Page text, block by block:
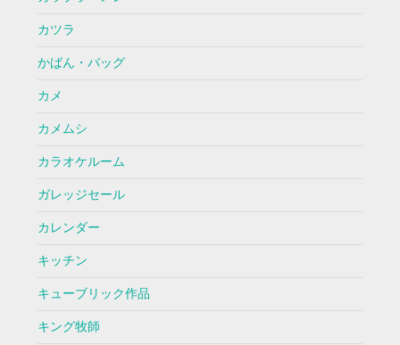
カツラ
かばん・バッグ
カメ
カメムシ
カラオケルーム
ガレッジセール
カレンダー
キッチン
キューブリック作品
キング牧師